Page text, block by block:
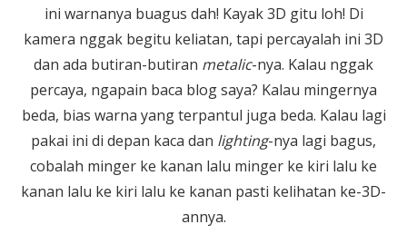
ini warnanya buagus dah! Kayak 3D gitu loh! Di
kamera nggak begitu keliatan, tapi percayalah ini 3D
dan ada butiran-butiran metalic-nya. Kalau nggak
percaya, ngapain baca blog saya? Kalau mingernya
beda, bias warna yang terpantul juga beda. Kalau lagi
pakai ini di depan kaca dan lighting-nya lagi bagus,
cobalah minger ke kanan lalu minger ke kiri lalu ke
kanan lalu ke kiri lalu ke kanan pasti kelihatan ke-3D-
annya.